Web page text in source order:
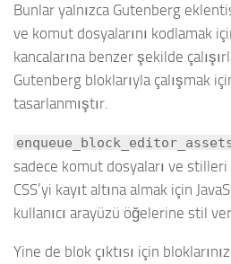
Bunlar yalnızca Gutenberg
ve komut dosyalarını kodlamak
kancalarına benzer şekilde
Gutenberg bloklarıyla çalışmak
tasarlanmıştır.
sadece komut dosyaları ve stilleri
CSS’yi kayıt altına almak için
kullanıcı arayüzü öğelerine stil
Yine de blok çıktısı için